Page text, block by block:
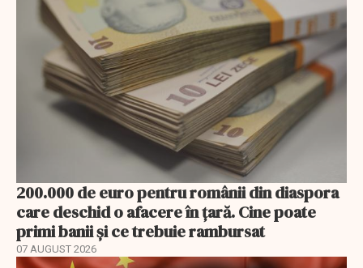
200.000 de euro pentru românii din diaspora
care deschid o afacere în țară. Cine poate
primi banii și ce trebuie rambursat
07 AUGUST 2026